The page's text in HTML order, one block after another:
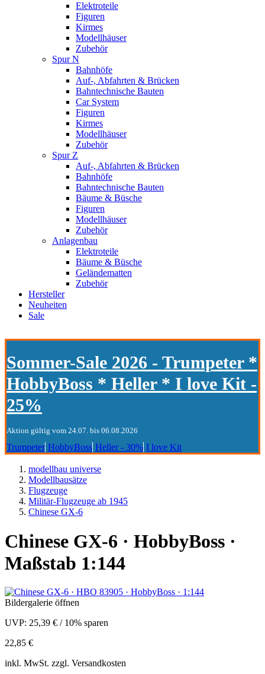
Elektroteile
Figuren
Kirmes
Modellhäuser
Zubehör
Spur N
Bahnhöfe
Auf-, Abfahrten & Brücken
Bahntechnische Bauten
Car System
Figuren
Kirmes
Modellhäuser
Zubehör
Spur Z
Auf-, Abfahrten & Brücken
Bahnhöfe
Bahntechnische Bauten
Bäume & Büsche
Figuren
Modellhäuser
Zubehör
Anlagenbau
Elektroteile
Bäume & Büsche
Geländematten
Zubehör
Hersteller
Neuheiten
Sale
Sommer-Sale 2026 - Trumpeter *
HobbyBoss * Heller * I love Kit -
25%
Aktion gültig vom 24.07. bis 06.08.2026
Trumpeter HobbyBoss Heller - 30% I love Kit
modellbau universe
Modellbausätze
Flugzeuge
Militär-Flugzeuge ab 1945
Chinese GX-6
Chinese GX-6 · HobbyBoss ·
Maßstab 1:144
Bildergalerie öffnen
UVP: 25,39 € / 10% sparen
22,85 €
inkl. MwSt. zzgl. Versandkosten